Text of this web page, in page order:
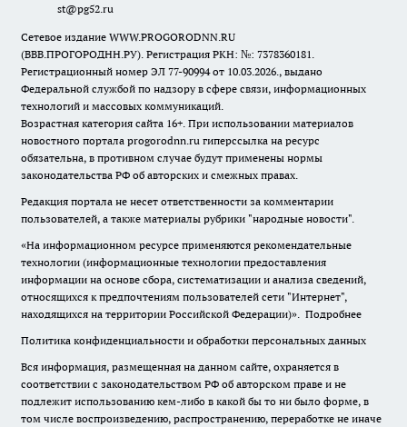
st@pg52.ru
Сетевое издание WWW.PROGORODNN.RU
(ВВВ.ПРОГОРОДНН.РУ). Регистрация РКН: №: 7378360181.
Регистрационный номер ЭЛ 77-90994 от 10.03.2026., выдано
Федеральной службой по надзору в сфере связи, информационных
технологий и массовых коммуникаций.
Возрастная категория сайта 16+. При использовании материалов
новостного портала progorodnn.ru гиперссылка на ресурс
обязательна, в противном случае будут применены нормы
законодательства РФ об авторских и смежных правах.
Редакция портала не несет ответственности за комментарии
пользователей, а также материалы рубрики "народные новости".
«На информационном ресурсе применяются рекомендательные
технологии (информационные технологии предоставления
информации на основе сбора, систематизации и анализа сведений,
относящихся к предпочтениям пользователей сети "Интернет",
находящихся на территории Российской Федерации)». Подробнее
Политика конфиденциальности и обработки персональных данных
Вся информация, размещенная на данном сайте, охраняется в
соответствии с законодательством РФ об авторском праве и не
подлежит использованию кем-либо в какой бы то ни было форме, в
том числе воспроизведению, распространению, переработке не иначе